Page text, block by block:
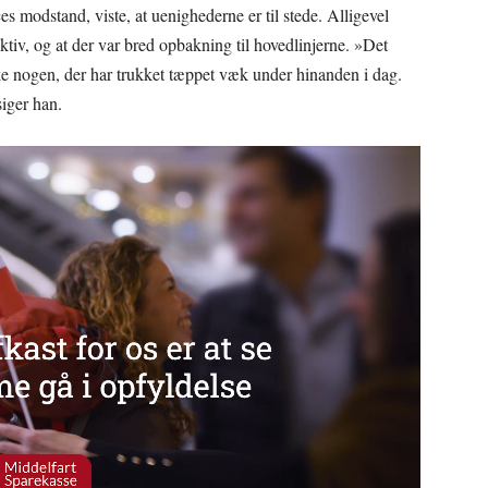
modstand, viste, at uenighederne er til stede. Alligevel
og at der var bred opbakning til hovedlinjerne. »Det
der har trukket tæppet væk under hinanden i dag.
han.